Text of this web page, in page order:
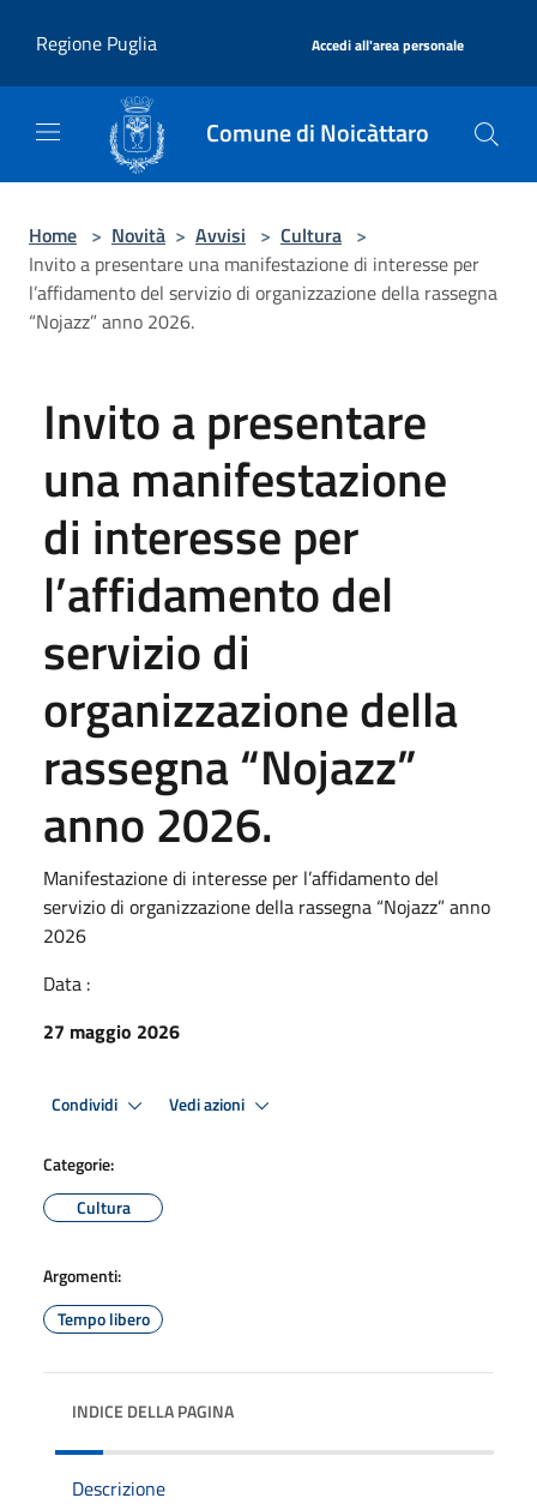
Regione Puglia
Accedi all'area personale
Comune di Noicàttaro
Home > Novità > Avvisi > Cultura >
Invito a presentare una manifestazione di interesse per
l’affidamento del servizio di organizzazione della rassegna
“Nojazz” anno 2026.
Invito a presentare
una manifestazione
di interesse per
l’affidamento del
servizio di
organizzazione della
rassegna “Nojazz”
anno 2026.
Manifestazione di interesse per l’affidamento del
servizio di organizzazione della rassegna “Nojazz” anno
2026
Data :
27 maggio 2026
Condividi Vedi azioni
Categorie:
Cultura
Argomenti:
Tempo libero
INDICE DELLA PAGINA
Descrizione